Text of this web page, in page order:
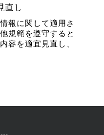
直し
報に関して適用さ
規範を遵守すると
容を適宜見直し、